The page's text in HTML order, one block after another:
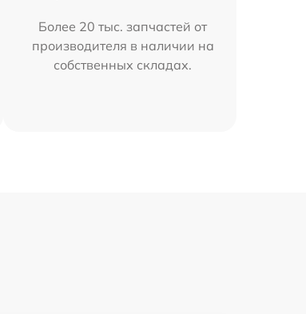
Более 20 тыс. запчастей от
производителя в наличии на
собственных складах.